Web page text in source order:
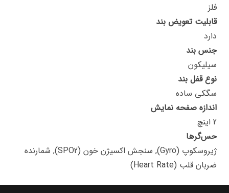
فلز
قابلیت تعویض بند
دارد
جنس بند
سیلیکون
نوع قفل بند
سگکی ساده
اندازه صفحه نمایش
2 اینچ
حس‌گرها
ژیروسکوپ (Gyro), سنجش اکسیژن خون (SPO2), شمارنده
ضربان قلب (Heart Rate)